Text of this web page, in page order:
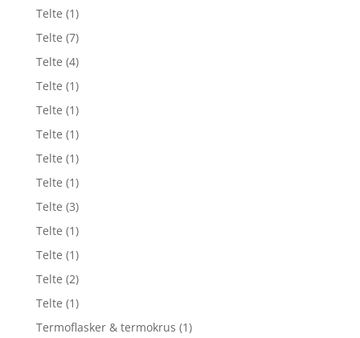
Telte (1)
Telte (7)
Telte (4)
Telte (1)
Telte (1)
Telte (1)
Telte (1)
Telte (1)
Telte (3)
Telte (1)
Telte (1)
Telte (2)
Telte (1)
Termoflasker & termokrus (1)